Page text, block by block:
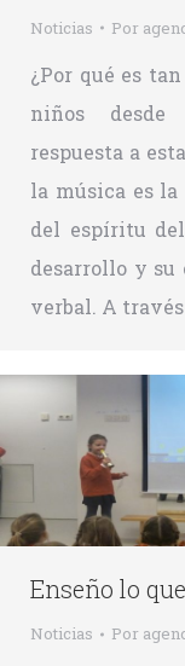
Noticias Por
¿Por qué es
niños desde
respuesta a
la música es
del espíritu
desarrollo y su
verbal. A
Enseño lo
Noticias Por